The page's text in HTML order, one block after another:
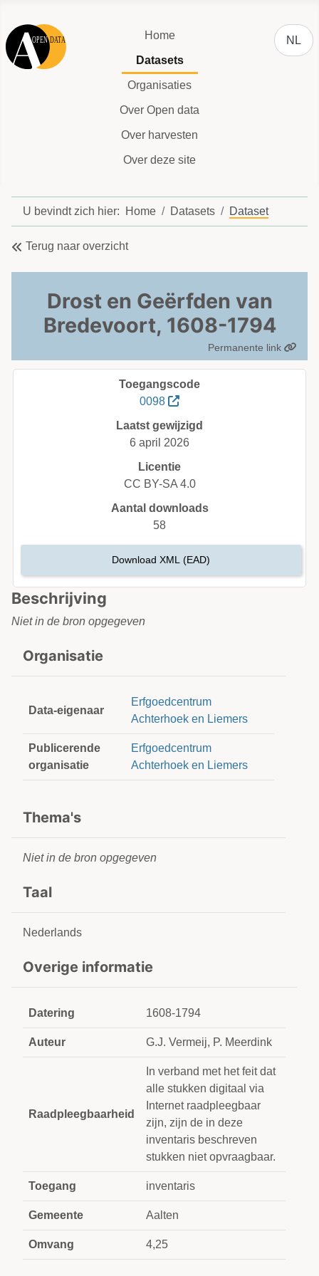
Home
Datasets
Organisaties
Over Open data
Over harvesten
Over deze site
NL
U bevindt zich hier: Home Datasets Dataset
Terug naar overzicht
Drost en Geërfden van
Bredevoort, 1608-1794
Permanente link
Beschrijving
Niet in de bron opgegeven
Organisatie
Data-eigenaar
Erfgoedcentrum
Achterhoek en Liemers
Publicerende
organisatie
Erfgoedcentrum
Achterhoek en Liemers
Thema's
Niet in de bron opgegeven
Taal
Nederlands
Overige informatie
Datering 1608-1794
Auteur G.J. Vermeij, P. Meerdink
Raadpleegbaarheid
In verband met het feit dat
alle stukken digitaal via
Internet raadpleegbaar
zijn, zijn de in deze
inventaris beschreven
stukken niet opvraagbaar.
Toegang inventaris
Gemeente Aalten
Omvang 4,25
Toegangscode
0098
Laatst gewijzigd
6 april 2026
Licentie
CC BY-SA 4.0
Aantal downloads
58
Download XML (EAD)